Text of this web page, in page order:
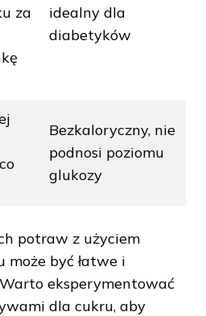
za
idealny dla
diabetyków
Bezkaloryczny, nie
podnosi poziomu
glukozy
potraw z użyciem
może być łatwe i
eksperymentować
dla cukru, aby